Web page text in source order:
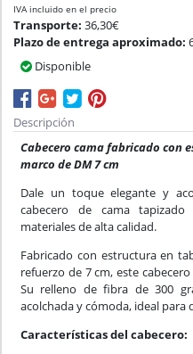
IVA incluido en el precio
Transporte: 36,30€
Plazo de entrega aproximado:
Disponible
Descripción
Cabecero cama fabricado con
marco de DM 7 cm
Dale un toque elegante y
cabecero de cama
materiales de alta calidad.
Fabricado con estructura en
refuerzo de 7 cm, este
Su relleno de fibra de 300
acolchada y cómoda, ideal para
Características del cabecero: